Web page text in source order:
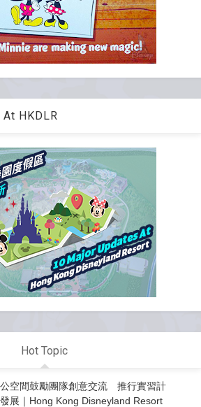
HKDLR
Hot Topic
空間鼓勵團隊創意交流 推行實習計
展｜Hong Kong Disneyland Resort